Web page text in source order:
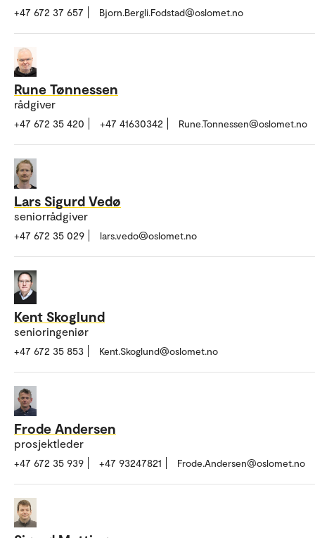
+47 672 37 657 Bjorn.Bergli.Fodstad@oslomet.no
Rune Tønnessen
rådgiver
+47 672 35 420 +47 41630342 Rune.Tonnessen@oslomet.no
Lars Sigurd Vedø
seniorrådgiver
+47 672 35 029 lars.vedo@oslomet.no
Kent Skoglund
senioringeniør
+47 672 35 853 Kent.Skoglund@oslomet.no
Frode Andersen
prosjektleder
+47 672 35 939 +47 93247821 Frode.Andersen@oslomet.no